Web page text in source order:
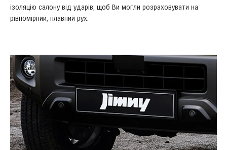
ізоляцію салону від ударів, щоб Ви могли розраховувати на
рівномірний, плавний рух.